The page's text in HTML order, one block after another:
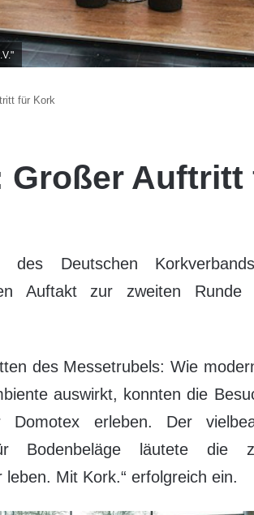
für Kork
Großer
Deutschen
Auftakt zur zweiten Runde
des Messetrubels: Wie
auswirkt, konnten die
Domotex erleben. Der
Bodenbeläge läutete die
Mit Kork.“ erfolgreich ein.